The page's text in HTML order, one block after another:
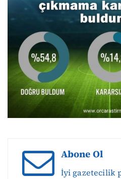
Abone Ol
İyi gazetecilik